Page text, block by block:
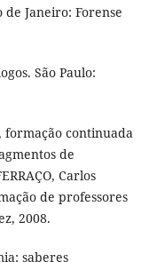
Janeiro: Forense
São Paulo:
formação continuada
de
Carlos
de professores
2008.
saberes